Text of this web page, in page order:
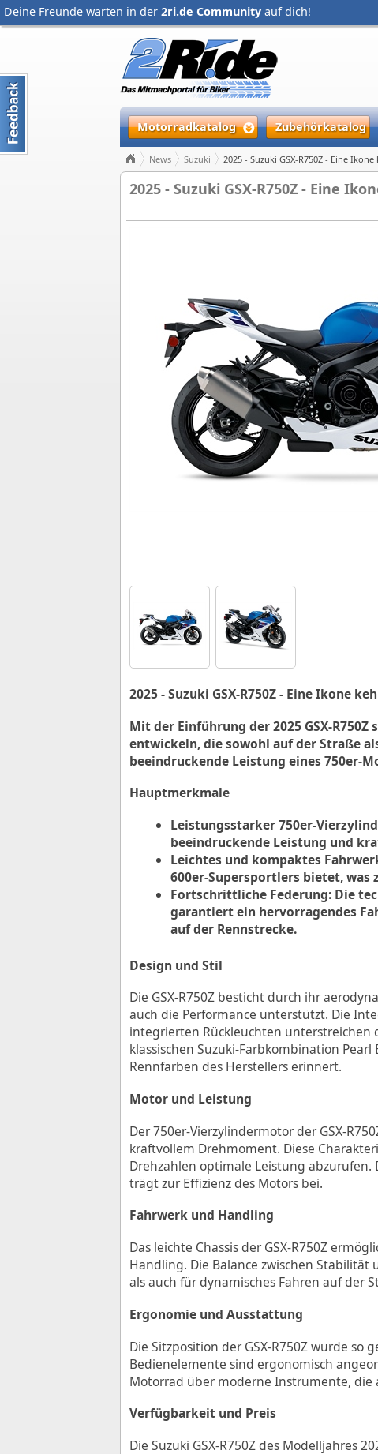
Deine Freunde warten in der 2ri.de Community auf dich!
Motorradkatalog Zubehörkatalog
News Suzuki 2025 - Suzuki GSX-R750Z - Eine
2025 - Suzuki GSX-R750Z - Eine
2025 - Suzuki GSX-R750Z - Eine Ikone
Mit der Einführung der 2025 GSX-
entwickeln, die sowohl auf der Straße
beeindruckende Leistung eines 750er-
Hauptmerkmale
Leistungsstarker 750er-
beeindruckende Leistung und
Leichtes und kompaktes
600er-Supersportlers bietet,
Fortschrittliche Federung: Die
garantiert ein hervorragendes
auf der Rennstrecke.
Design und Stil
Die GSX-R750Z besticht durch ihr
auch die Performance unterstützt. Die
integrierten Rückleuchten unterstreichen
klassischen Suzuki-Farbkombination
Rennfarben des Herstellers erinnert.
Motor und Leistung
Der 750er-Vierzylindermotor der GSX-
kraftvollem Drehmoment. Diese
Drehzahlen optimale Leistung
trägt zur Effizienz des Motors bei.
Fahrwerk und Handling
Das leichte Chassis der GSX-R750Z
Handling. Die Balance zwischen
als auch für dynamisches Fahren auf der
Ergonomie und Ausstattung
Die Sitzposition der GSX-R750Z wurde
Bedienelemente sind ergonomisch
Motorrad über moderne Instrumente,
Verfügbarkeit und Preis
Die Suzuki GSX-R750Z des Modelljahres